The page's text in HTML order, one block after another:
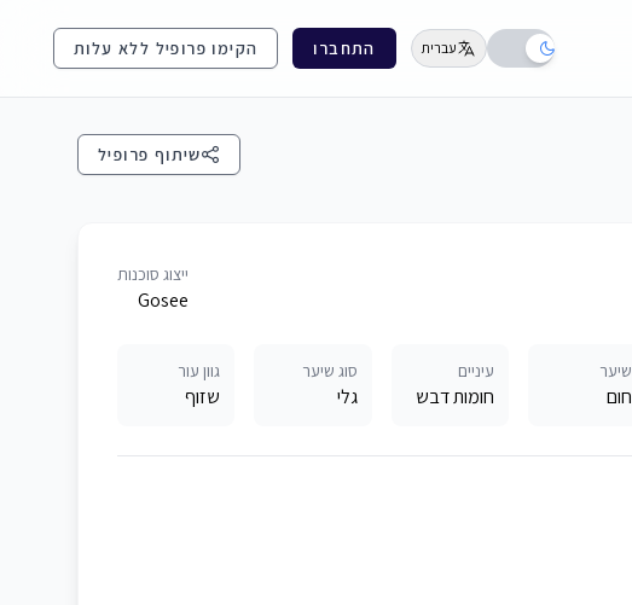
עברית התחברו הקימו פרופיל ללא עלות
שיתוף פרופיל
ייצוג סוכנות
Gosee
שיער
חום
עיניים
חומות דבש
סוג שיער
גלי
גוון עור
שזוף